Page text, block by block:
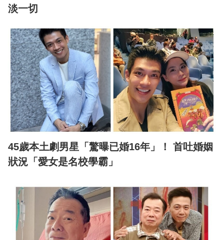
淡一切
45歲本土劇男星「驚曝已婚16年」！ 首吐婚姻
狀況「愛女是名校學霸」